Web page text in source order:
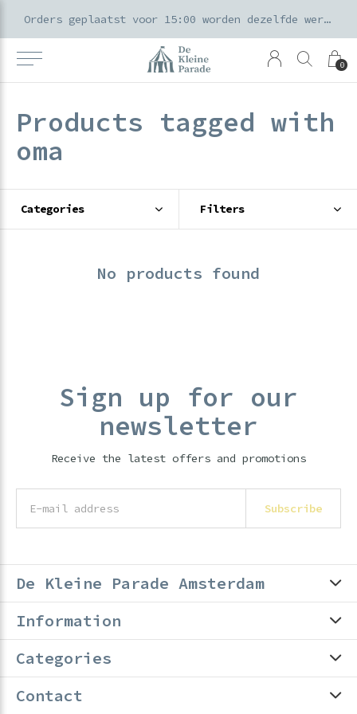
0
Orders geplaatst voor 15:00 worden dezelfde werkdag verzonden
Products tagged with
oma
Categories Filters
No products found
Sign up for our
newsletter
Receive the latest offers and promotions
Subscribe
De Kleine Parade Amsterdam
Information
Categories
Contact